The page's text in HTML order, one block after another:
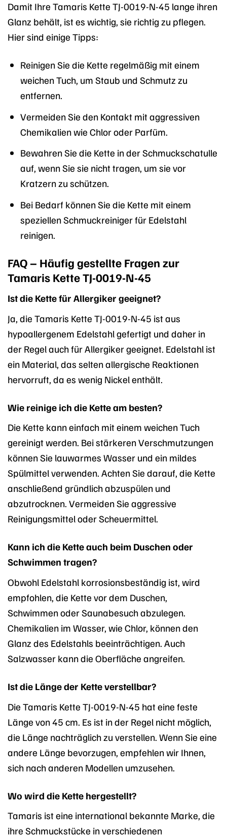
Damit Ihre Tamaris Kette TJ-0019-N-45 lange ihren
Glanz behält, ist es wichtig, sie richtig zu pflegen.
Hier sind einige Tipps:
Reinigen Sie die Kette regelmäßig mit einem
weichen Tuch, um Staub und Schmutz zu
entfernen.
Vermeiden Sie den Kontakt mit aggressiven
Chemikalien wie Chlor oder Parfüm.
Bewahren Sie die Kette in der Schmuckschatulle
auf, wenn Sie sie nicht tragen, um sie vor
Kratzern zu schützen.
Bei Bedarf können Sie die Kette mit einem
speziellen Schmuckreiniger für Edelstahl
reinigen.
FAQ – Häufig gestellte Fragen zur
Tamaris Kette TJ-0019-N-45
Ist die Kette für Allergiker geeignet?
Ja, die Tamaris Kette TJ-0019-N-45 ist aus
hypoallergenem Edelstahl gefertigt und daher in
der Regel auch für Allergiker geeignet. Edelstahl ist
ein Material, das selten allergische Reaktionen
hervorruft, da es wenig Nickel enthält.
Wie reinige ich die Kette am besten?
Die Kette kann einfach mit einem weichen Tuch
gereinigt werden. Bei stärkeren Verschmutzungen
können Sie lauwarmes Wasser und ein mildes
Spülmittel verwenden. Achten Sie darauf, die Kette
anschließend gründlich abzuspülen und
abzutrocknen. Vermeiden Sie aggressive
Reinigungsmittel oder Scheuermittel.
Kann ich die Kette auch beim Duschen oder
Schwimmen tragen?
Obwohl Edelstahl korrosionsbeständig ist, wird
empfohlen, die Kette vor dem Duschen,
Schwimmen oder Saunabesuch abzulegen.
Chemikalien im Wasser, wie Chlor, können den
Glanz des Edelstahls beeinträchtigen. Auch
Salzwasser kann die Oberfläche angreifen.
Ist die Länge der Kette verstellbar?
Die Tamaris Kette TJ-0019-N-45 hat eine feste
Länge von 45 cm. Es ist in der Regel nicht möglich,
die Länge nachträglich zu verstellen. Wenn Sie eine
andere Länge bevorzugen, empfehlen wir Ihnen,
sich nach anderen Modellen umzusehen.
Wo wird die Kette hergestellt?
Tamaris ist eine international bekannte Marke, die
ihre Schmuckstücke in verschiedenen